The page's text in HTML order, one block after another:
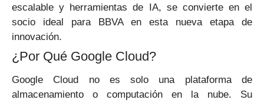
escalable y herramientas de IA, se convierte en el
socio ideal para BBVA en esta nueva etapa de
innovación.
¿Por Qué Google Cloud?
Google Cloud no es solo una plataforma de
almacenamiento o computación en la nube. Su